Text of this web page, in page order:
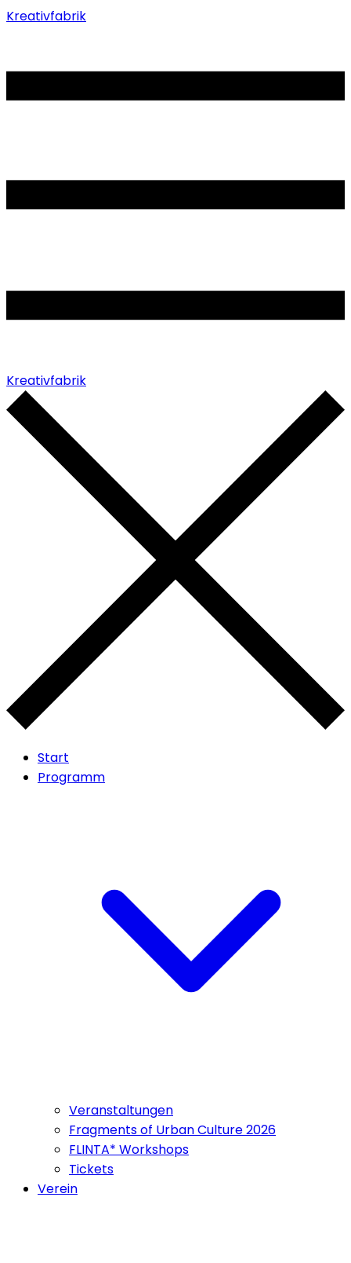
Kreativfabrik
Kreativfabrik
Start
Programm
Veranstaltungen
Fragments of Urban Culture 2026
FLINTA* Workshops
Tickets
Verein